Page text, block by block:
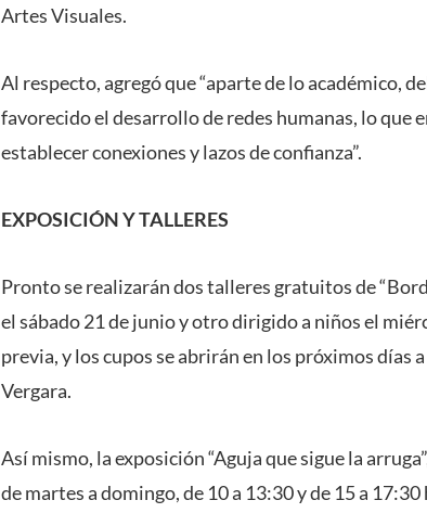
Artes Visuales.
Al respecto, agregó que “aparte de lo académico,
favorecido el desarrollo de redes humanas, lo
establecer conexiones y lazos de confianza”.
EXPOSICIÓN Y TALLERES
Pronto se realizarán dos talleres gratuitos de
el sábado 21 de junio y otro dirigido a niños el
previa, y los cupos se abrirán en los próximos días
Vergara.
Así mismo, la exposición “Aguja que sigue la
de martes a domingo, de 10 a 13:30 y de 15 a